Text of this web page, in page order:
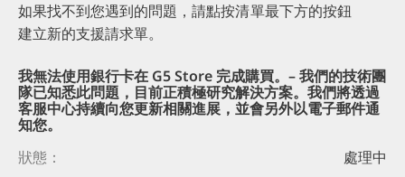
如果找不到您遇到的問題，請點按清單最下方的按鈕
建立新的支援請求單。
我無法使用銀行卡在 G5 Store 完成購買。– 我們的技術團
隊已知悉此問題，目前正積極研究解決方案。我們將透過
客服中心持續向您更新相關進展，並會另外以電子郵件通
知您。
狀態：
處理中